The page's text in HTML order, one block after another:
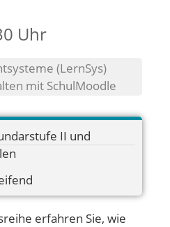
Uhr
(LernSys)
mit SchulMoodle
II und
erfahren Sie, wie